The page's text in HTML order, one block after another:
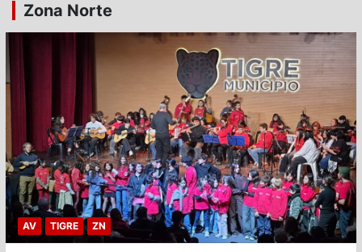
Zona Norte
AV TIGRE ZN